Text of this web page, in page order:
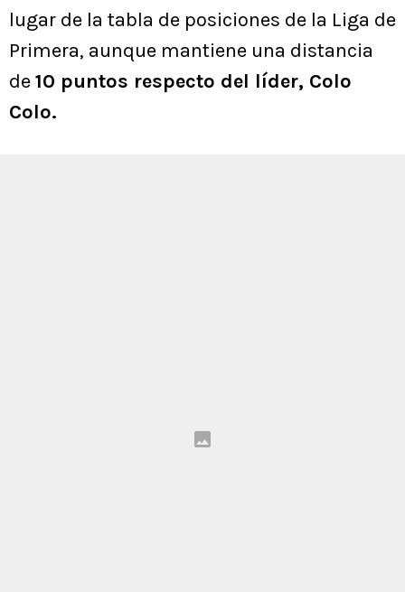
lugar de la tabla de posiciones de la Liga de
Primera, aunque mantiene una distancia
de10 puntos respecto del líder, Colo
Colo.